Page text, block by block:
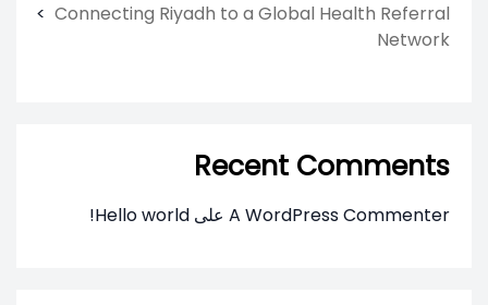
Connecting Riyadh to a Global Health Referral
Network
Recent Comments
A WordPress Commenter على Hello world!